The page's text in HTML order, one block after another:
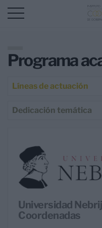
Líneas de actuación
Dedicación temática
Programa
Universidad
Coordenadas